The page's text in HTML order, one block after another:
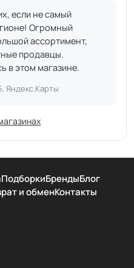
если не самый
Огромный
ассортимент,
продавцы.
в этом магазине.
Яндекс.Карты
ПодборкиБрендыБлог
и обменКонтакты